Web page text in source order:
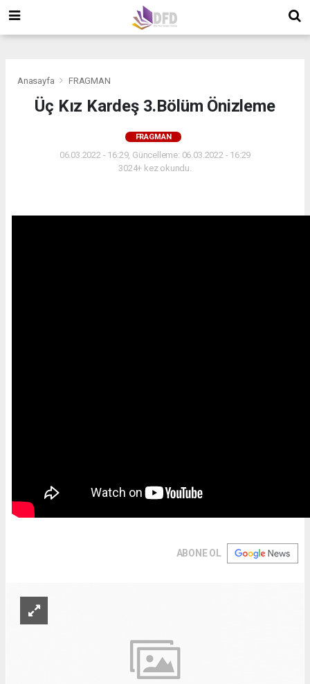
Anasayfa FRAGMAN
Üç Kız Kardeş 3.Bölüm Önizleme
FRAGMAN
06.03.2022 - 16:29, Güncelleme: 06.03.2022 - 16:29
3024+ kez okundu.
ABONE OL